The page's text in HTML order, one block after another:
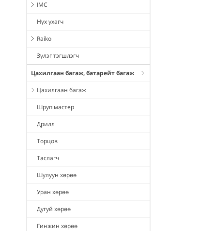
IMC
Нүх ухагч
Raiko
Зүлэг тэгшлэгч
Цахилгаан багаж, батарейт багаж
Цахилгаан багаж
Шруп мастер
Дрилл
Торцов
Таслагч
Шулуун хөрөө
Уран хөрөө
Дугуй хөрөө
Гинжин хөрөө